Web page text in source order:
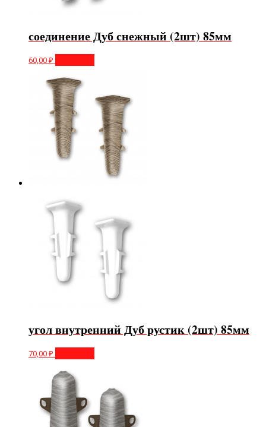
соединение Дуб снежный (2шт) 85мм
60,00₽
угол внутренний Дуб рустик (2шт) 85мм
70,00₽